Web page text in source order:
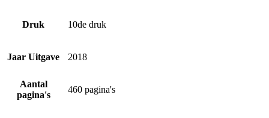
Druk 10de druk
Jaar Uitgave 2018
Aantal
pagina's
460 pagina's